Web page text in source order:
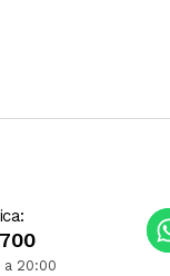
a 20:00